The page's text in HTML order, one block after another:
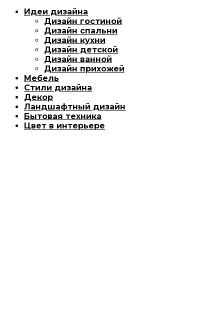
Идеи дизайна
Дизайн гостиной
Дизайн спальни
Дизайн кухни
Дизайн детской
Дизайн ванной
Дизайн прихожей
Мебель
Стили дизайна
Декор
Ландшафтный дизайн
Бытовая техника
Цвет в интерьере